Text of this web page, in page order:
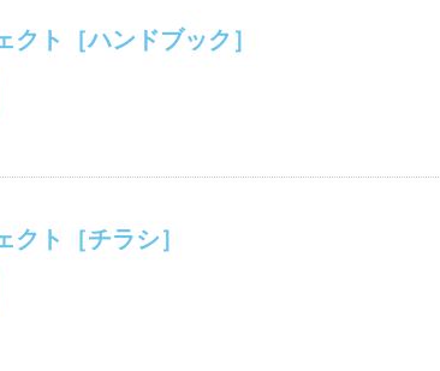
クト［ハンドブック］
ト［チラシ］